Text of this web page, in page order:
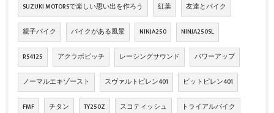
SUZUKI MOTORSで楽しい思い出を作ろう 紅葉 友達とバイク
親子バイク バイクがある風景 NINJA250 NINJA250SL
RS4125 アクラボビッチ レーシングサウンド パワーアップ
ノーマルエキゾースト スヴァルトピレン401 ビットピレン401
FMF チタン TY250Z スコティッシュ トライアルバイク